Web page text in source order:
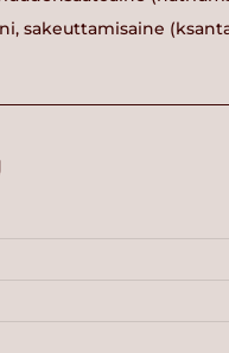
sakeuttamisaine